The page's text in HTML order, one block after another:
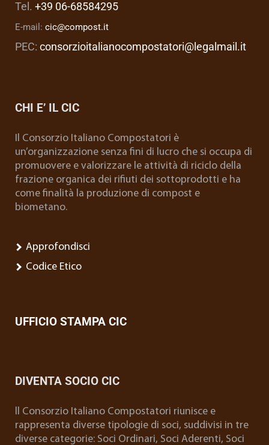
Tel. +39 06-68584295
E-mail: cic@compost.it
PEC: consorzioitalianocompostatori@legalmail.it
CHI E’ IL CIC
Il Consorzio Italiano Compostatori è
un’organizzazione senza fini di lucro che si occupa di
promuovere e valorizzare le attività di riciclo della
frazione organica dei rifiuti dei sottoprodotti e ha
come finalità la produzione di compost e
biometano.
Approfondisci
Codice Etico
UFFICIO STAMPA CIC
DIVENTA SOCIO CIC
ll Consorzio Italiano Compostatori riunisce e
rappresenta diverse tipologie di soci, suddivisi in tre
diverse categorie: Soci Ordinari, Soci Aderenti, Soci